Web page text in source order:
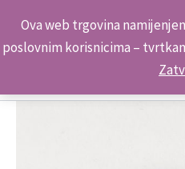
Ova web trgovina
poslovnim korisnicima –
content
Kontakt telefon: